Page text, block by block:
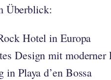
Überblick:
Hotel in Europa
Design mit moderner
in Playa d’en Bossa